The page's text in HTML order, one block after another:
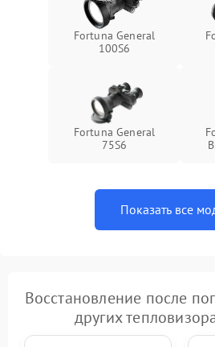
Fortuna General
100S6
Fortuna General
75S6
Показать все
Восстановление после
других